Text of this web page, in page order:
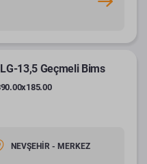
13,5 Geçmeli Bims
NEVŞEHİR - MERKEZ